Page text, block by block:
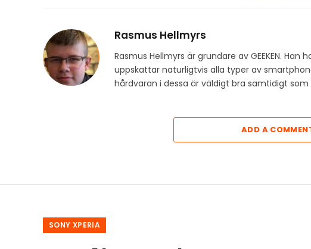
Rasmus Hellmyrs
Rasmus Hellmyrs är grundare av GEEKEN.
uppskattar naturligtvis alla typer av
hårdvaran i dessa är väldigt bra samtidigt
ADD A
SONY XPERIA